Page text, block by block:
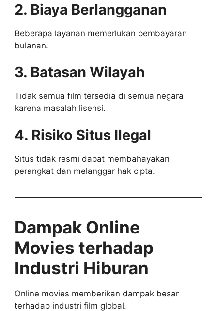
2. Biaya Berlangganan
Beberapa layanan memerlukan pembayaran
bulanan.
3. Batasan Wilayah
Tidak semua film tersedia di semua negara
karena masalah lisensi.
4. Risiko Situs Ilegal
Situs tidak resmi dapat membahayakan
perangkat dan melanggar hak cipta.
Dampak Online
Movies terhadap
Industri Hiburan
Online movies memberikan dampak besar
terhadap industri film global.